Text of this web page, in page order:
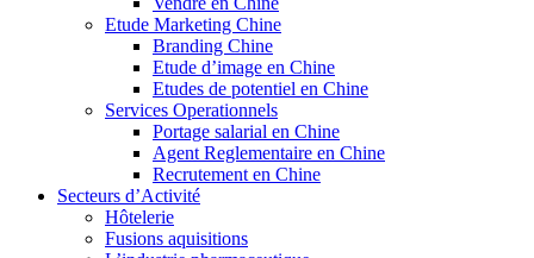
Etude Marketing Chine
Branding Chine
Etude d’image en Chine
Etudes de potentiel en Chine
Services Operationnels
Portage salarial en Chine
Agent Reglementaire en Chine
Recrutement en Chine
Secteurs d’Activité
Hôtelerie
Fusions aquisitions